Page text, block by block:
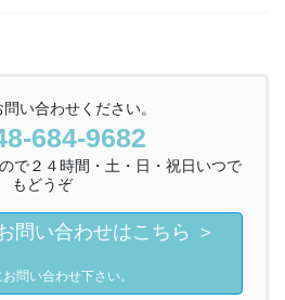
い合わせください。
684-9682
２４時間・土・日・祝日いつで
もどうぞ
問い合わせはこちら ＞
問い合わせ下さい。